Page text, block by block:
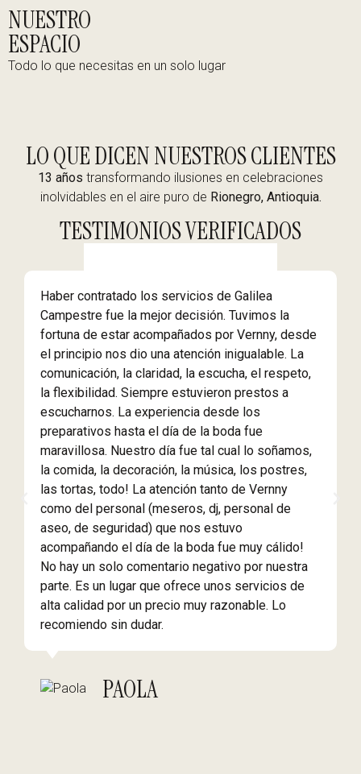
NUESTRO
ESPACIO
Todo lo que necesitas en un solo lugar
LO QUE DICEN NUESTROS CLIENTES
13 años transformando ilusiones en celebraciones
inolvidables en el aire puro de Rionegro, Antioquia.
TESTIMONIOS VERIFICADOS
Haber contratado los servicios de Galilea
Campestre fue la mejor decisión. Tuvimos la
fortuna de estar acompañados por Vernny, desde
el principio nos dio una atención inigualable. La
comunicación, la claridad, la escucha, el respeto,
la flexibilidad. Siempre estuvieron prestos a
escucharnos. La experiencia desde los
preparativos hasta el día de la boda fue
maravillosa. Nuestro día fue tal cual lo soñamos,
la comida, la decoración, la música, los postres,
las tortas, todo! La atención tanto de Vernny
como del personal (meseros, dj, personal de
aseo, de seguridad) que nos estuvo
acompañando el día de la boda fue muy cálido!
No hay un solo comentario negativo por nuestra
parte. Es un lugar que ofrece unos servicios de
alta calidad por un precio muy razonable. Lo
recomiendo sin dudar.
PAOLA